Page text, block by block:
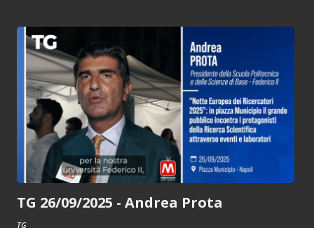
TG 26/09/2025 - Andrea Prota
TG